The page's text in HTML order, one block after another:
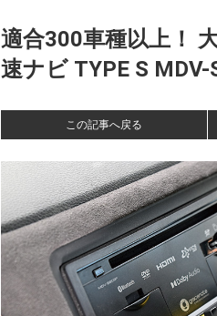
適合300車種以上！
速ナビ TYPE S
この記事へ戻る